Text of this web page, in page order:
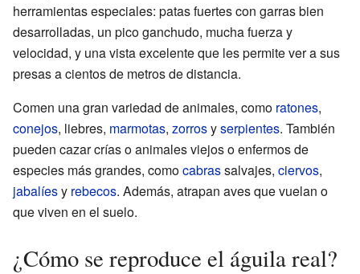
herramientas especiales: patas fuertes con garras bien
desarrolladas, un pico ganchudo, mucha fuerza y
velocidad, y una vista excelente que les permite ver a sus
presas a cientos de metros de distancia.
Comen una gran variedad de animales, como ratones,
conejos, liebres, marmotas, zorrosyserpientes. También
pueden cazar crías o animales viejos o enfermos de
especies más grandes, comocabrassalvajes, ciervos,
jabalíesy rebecos. Además, atrapan aves que vuelan o
que viven en el suelo.
¿Cómo se reproduce el águila real?